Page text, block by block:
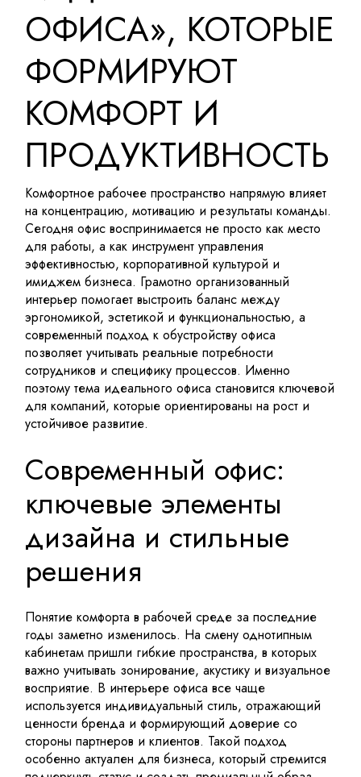
ОФИСА», КОТОРЫЕ
ФОРМИРУЮТ
КОМФОРТ И
ПРОДУКТИВНОСТЬ
Комфортное рабочее пространство напрямую влияет
на концентрацию, мотивацию и результаты команды.
Сегодня офис воспринимается не просто как место
для работы, а как инструмент управления
эффективностью, корпоративной культурой и
имиджем бизнеса. Грамотно организованный
интерьер помогает выстроить баланс между
эргономикой, эстетикой и функциональностью, а
современный подход к обустройству офиса
позволяет учитывать реальные потребности
сотрудников и специфику процессов. Именно
поэтому тема идеального офиса становится ключевой
для компаний, которые ориентированы на рост и
устойчивое развитие.
Современный офис:
ключевые элементы
дизайна и стильные
решения
Понятие комфорта в рабочей среде за последние
годы заметно изменилось. На смену однотипным
кабинетам пришли гибкие пространства, в которых
важно учитывать зонирование, акустику и визуальное
восприятие. В интерьере офиса все чаще
используется индивидуальный стиль, отражающий
ценности бренда и формирующий доверие со
стороны партнеров и клиентов. Такой подход
особенно актуален для бизнеса, который стремится